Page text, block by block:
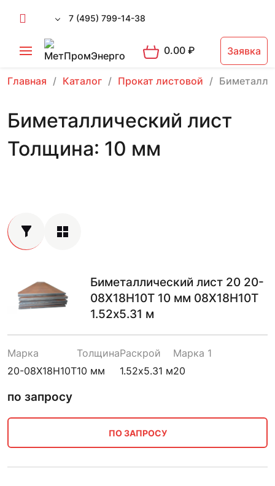
7 (495) 799-14-38
0.00₽ Заявка
Главная Каталог Прокат листовой
Биметаллический лист
Толщина: 10 мм
Биметаллический лист 20 20-
08Х18Н10Т 10 мм 08Х18Н10Т
1.52х5.31 м
Марка
20-08Х18Н10Т
Толщина
10 мм
Раскрой
1.52х5.31 м
Марка 1
20
по запросу
ПО ЗАПРОСУ